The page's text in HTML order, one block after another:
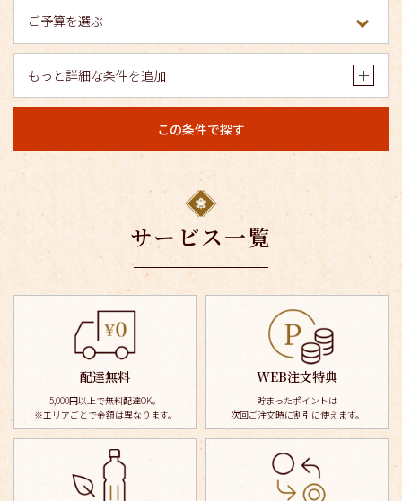
もっと詳細な条件を追加
この条件で探す
サービス一覧
配達無料
5,000円以上で無料配達OK。
※エリアごとで金額は異なります。
WEB注文特典
貯まったポイントは
次回ご注文時に割引に使えます。